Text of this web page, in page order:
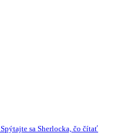
Spýtajte sa Sherlocka, čo čítať